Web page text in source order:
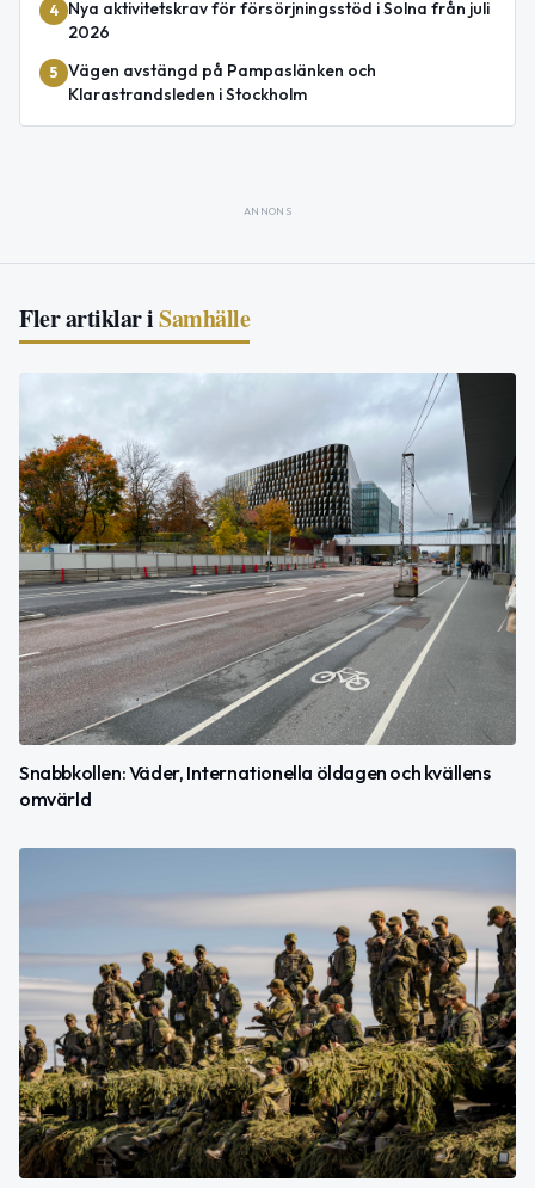
4
Nya aktivitetskrav för försörjningsstöd i Solna från juli
2026
5 Vägen avstängd på Pampaslänken och
Klarastrandsleden i Stockholm
ANNONS
Fler artiklar iSamhälle
Snabbkollen: Väder, Internationella öldagen och kvällens
omvärld